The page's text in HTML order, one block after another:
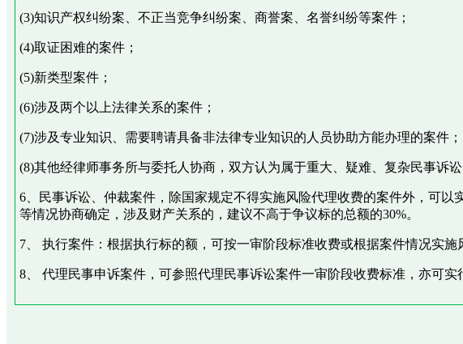
(3)知识产权纠纷案、不正当竞争纠纷案、商誉案、名誉纠纷等案件；
(4)取证困难的案件；
(5)新类型案件；
(6)涉及两个以上法律关系的案件；
(7)涉及专业知识、需要聘请具备非法律专业知识的人员协助方能办理的案件；
(8)其他经律师事务所与委托人协商，双方认为属于重大、疑难、复杂民事诉
6、民事诉讼、仲裁案件，除国家规定不得实施风险代理收费的案件外，可
等情况协商确定，涉及财产关系的，建议不高于争议标的总额的30%。
7、 执行案件：根据执行标的额，可按一审阶段标准收费或根据案件情况实施
8、 代理民事申诉案件，可参照代理民事诉讼案件一审阶段收费标准，亦可实